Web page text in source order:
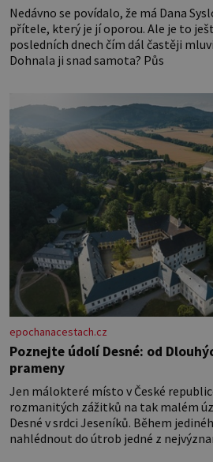
Nedávno se povídalo, že má Dana
přítele, který je jí oporou. Ale je to
posledních dnech čím dál častěji
Dohnala ji snad samota? Půs
epochanacestach.cz
Poznejte údolí Desné: od
prameny
Jen málokteré místo v České
rozmanitých zážitků na tak malém
Desné v srdci Jeseníků. Během
nahlédnout do útrob jedné z